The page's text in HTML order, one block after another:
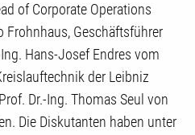
of Corporate Operations
Frohnhaus, Geschäftsführer
Hans-Josef Endres vom
der Leibniz
Dr.-Ing. Thomas Seul von
Die Diskutanten haben unter